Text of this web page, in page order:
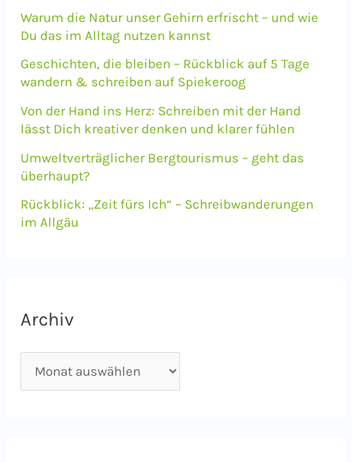
n
c
h
:
Warum die Natur unser Gehirn erfrischt – und wie
Du das im Alltag nutzen kannst
Geschichten, die bleiben – Rückblick auf 5 Tage
wandern & schreiben auf Spiekeroog
Von der Hand ins Herz: Schreiben mit der Hand
lässt Dich kreativer denken und klarer fühlen
Umweltverträglicher Bergtourismus – geht das
überhaupt?
Rückblick: „Zeit fürs Ich“ – Schreibwanderungen
im Allgäu
Archiv
r